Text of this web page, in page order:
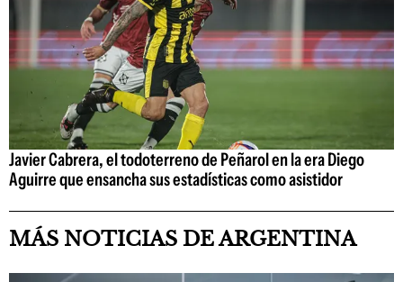
Javier Cabrera, el todoterreno de Peñarol en la era Diego
Aguirre que ensancha sus estadísticas como asistidor
MÁS NOTICIAS DE ARGENTINA